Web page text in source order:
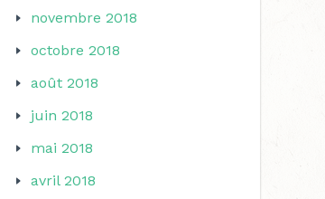
novembre 2018
octobre 2018
août 2018
juin 2018
mai 2018
avril 2018